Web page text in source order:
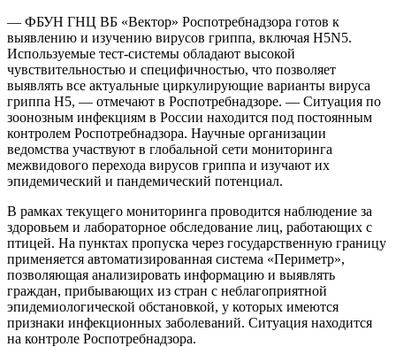
— ФБУН ГНЦ ВБ «Вектор» Роспотребнадзора готов к
выявлению и изучению вирусов гриппа, включая H5N5.
Используемые тест-системы обладают высокой
чувствительностью и специфичностью, что позволяет
выявлять все актуальные циркулирующие варианты вируса
гриппа H5, — отмечают в Роспотребнадзоре. — Ситуация по
зоонозным инфекциям в России находится под постоянным
контролем Роспотребнадзора. Научные организации
ведомства участвуют в глобальной сети мониторинга
межвидового перехода вирусов гриппа и изучают их
эпидемический и пандемический потенциал.
В рамках текущего мониторинга проводится наблюдение за
здоровьем и лабораторное обследование лиц, работающих с
птицей. На пунктах пропуска через государственную границу
применяется автоматизированная система «Периметр»,
позволяющая анализировать информацию и выявлять
граждан, прибывающих из стран с неблагоприятной
эпидемиологической обстановкой, у которых имеются
признаки инфекционных заболеваний. Ситуация находится
на контроле Роспотребнадзора.